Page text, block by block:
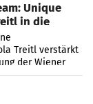
Unique
in die
Treitl verstärkt
der Wiener
Josef Kalina und